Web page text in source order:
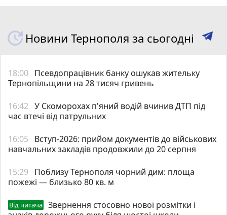
Новини Тернополя за сьогодні
18:00 Псевдопрацівник банку ошукав жительку
Тернопільщини на 28 тисяч гривень
16:42 У Скоморохах п'яний водій вчинив ДТП під
час втечі від патрульних
16:05
Вступ-2026: прийом документів до військових
навчальних закладів продовжили до 20 серпня
15:29
Поблизу Тернополя чорний дим: площа
пожежі — близько 80 кв. м
Від читача
Звернення стосовно нової розмітки і